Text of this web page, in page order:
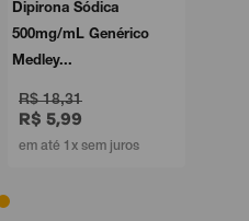
Dipirona Sódica
500mg/mL Genérico
Medley...
R$ 18,31
R$ 5,99
em até 1x sem juros